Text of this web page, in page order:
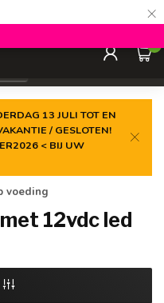
×
0
13 JULI TOT EN
/ GESLOTEN!
< BIJ UW
voeding
12vdc led